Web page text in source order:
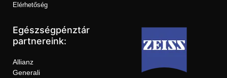
Elérhetőség
Egészségpénztár
partnereink:
Allianz
Generali